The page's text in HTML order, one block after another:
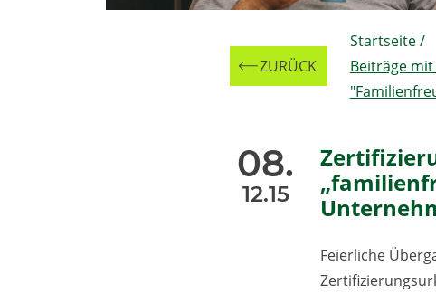
ZURÜCK
Zur
Startseite/
Beiträge
08.
12.15
Feierliche